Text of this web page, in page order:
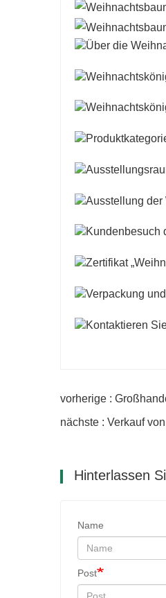
vorherige :
nächste : Verkauf
Hinterlassen
Name
Post